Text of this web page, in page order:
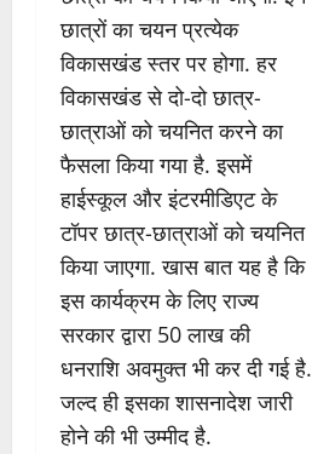
छात्रों का चयन प्रत्येक
विकासखंड स्तर पर होगा. हर
विकासखंड से दो-दो छात्र-
छात्राओं को चयनित करने का
फैसला किया गया है. इसमें
हाईस्कूल और इंटरमीडिएट के
टॉपर छात्र-छात्राओं को चयनित
किया जाएगा. खास बात यह है कि
इस कार्यक्रम के लिए राज्य
सरकार द्वारा 50 लाख की
धनराशि अवमुक्त भी कर दी गई है.
जल्द ही इसका शासनादेश जारी
होने की भी उम्मीद है.